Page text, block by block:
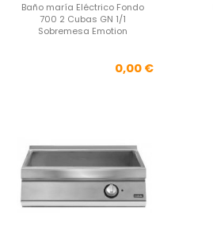
Baño maría Eléctrico Fondo
700 2 Cubas GN 1/1
Sobremesa Emotion
Precio
0,00 €